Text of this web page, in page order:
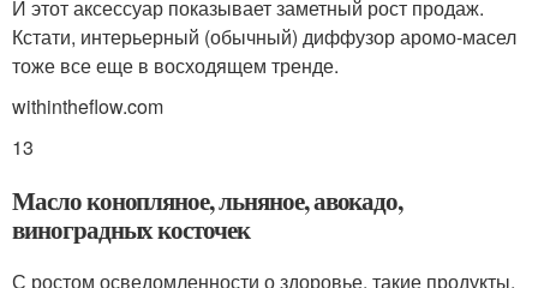
И этот аксессуар показывает заметный рост продаж.
Кстати, интерьерный (обычный) диффузор аромо-масел
тоже все еще в восходящем тренде.
withintheflow.com
13
Масло конопляное, льняное, авокадо,
виноградных косточек
С ростом осведомленности о здоровье, такие продукты,